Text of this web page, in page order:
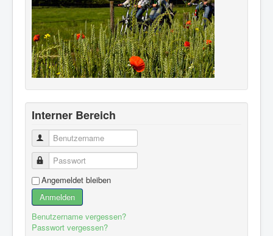
Interner Bereich
Benutzername
Passwort
Angemeldet bleiben
Anmelden
Benutzername vergessen?
Passwort vergessen?